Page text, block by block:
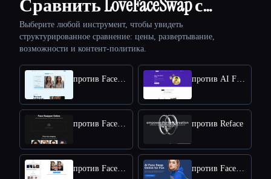
Сравнить LoveFaceSwap с…
Выберите любой инструмент, чтобы увидеть
структурированное сравнение: цены, развертывание,
возможности и контент-политика.
против Face Swap против AI FaceSwap
против Face Swapper против Reface
против FaceVary против FaceSwapper